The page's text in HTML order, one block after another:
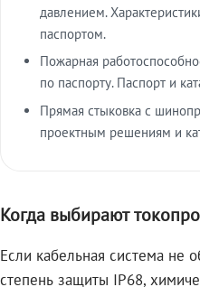
давлением.
паспортом.
Пожарная
по паспорту. Паспорт и
Прямая стыковка с
проектным решениям и
Когда выбирают
Если кабельная система не
степень защиты IP68,